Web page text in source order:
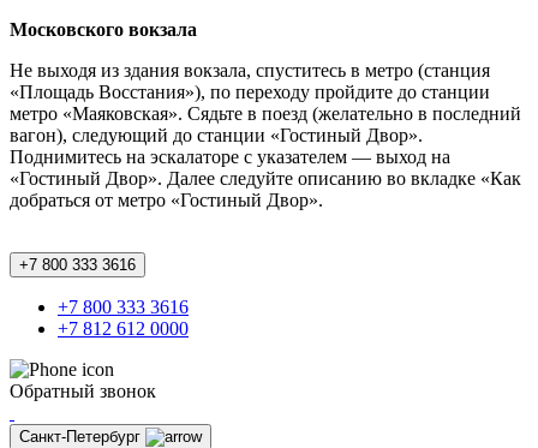
Московского вокзала
Не выходя из здания вокзала, спуститесь в метро (станция
«Площадь Восстания»), по переходу пройдите до станции
метро «Маяковская». Сядьте в поезд (желательно в последний
вагон), следующий до станции «Гостиный Двор».
Поднимитесь на эскалаторе с указателем — выход на
«Гостиный Двор». Далее следуйте описанию во вкладке «Как
добраться от метро «Гостиный Двор».
+7 800 333 3616
+7 800 333 3616
+7 812 612 0000
Обратный звонок
Санкт-Петербург